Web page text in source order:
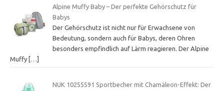
Alpine Muffy Baby – Der perfekte Gehörschutz für
Babys
Der Gehörschutz ist nicht nur für Erwachsene von
Bedeutung, sondern auch für Babys, deren Ohren
besonders empfindlich auf Lärm reagieren. Der Alpine
Muffy […]
NUK 10255591 Sportbecher mit Chamäleon-Effekt: Der